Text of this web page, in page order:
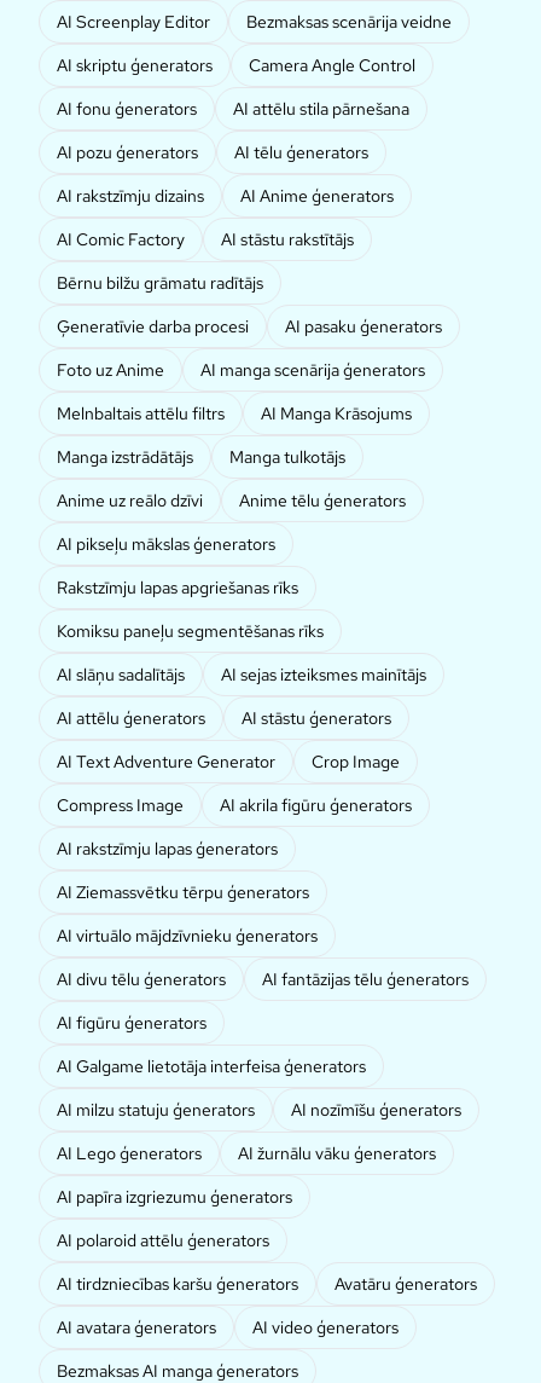
AI Screenplay Editor
Bezmaksas scenārija veidne
AI skriptu ģenerators
Camera Angle Control
AI fonu ģenerators
AI attēlu stila pārnešana
AI pozu ģenerators
AI tēlu ģenerators
AI rakstzīmju dizains
AI Anime ģenerators
AI Comic Factory
AI stāstu rakstītājs
Bērnu bilžu grāmatu radītājs
Ģeneratīvie darba procesi
AI pasaku ģenerators
Foto uz Anime
AI manga scenārija ģenerators
Melnbaltais attēlu filtrs
AI Manga Krāsojums
Manga izstrādātājs
Manga tulkotājs
Anime uz reālo dzīvi
Anime tēlu ģenerators
AI pikseļu mākslas ģenerators
Rakstzīmju lapas apgriešanas rīks
Komiksu paneļu segmentēšanas rīks
AI slāņu sadalītājs
AI sejas izteiksmes mainītājs
AI attēlu ģenerators
AI stāstu ģenerators
AI Text Adventure Generator
Crop Image
Compress Image
AI akrila figūru ģenerators
AI rakstzīmju lapas ģenerators
AI Ziemassvētku tērpu ģenerators
AI virtuālo mājdzīvnieku ģenerators
AI divu tēlu ģenerators
AI fantāzijas tēlu ģenerators
AI figūru ģenerators
AI Galgame lietotāja interfeisa ģenerators
AI milzu statuju ģenerators
AI nozīmīšu ģenerators
AI Lego ģenerators
AI žurnālu vāku ģenerators
AI papīra izgriezumu ģenerators
AI polaroid attēlu ģenerators
AI tirdzniecības karšu ģenerators
Avatāru ģenerators
AI avatara ģenerators
AI video ģenerators
Bezmaksas AI manga ģenerators